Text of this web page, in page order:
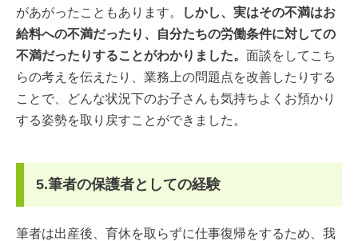
があがったこともあります。
しかし、実はその不満はお
給料への不満だったり、自分たちの労働条件に対しての
不満だったりすることがわかりました。 面談をしてこち
らの考えを伝えたり、業務上の問題点を改善したりする
ことで、どんな状況下のお子さんも気持ちよくお預かり
する姿勢を取り戻すことができました。
5.筆者の保護者としての経験
筆者は出産後、育休を取らずに仕事復帰をするため、我